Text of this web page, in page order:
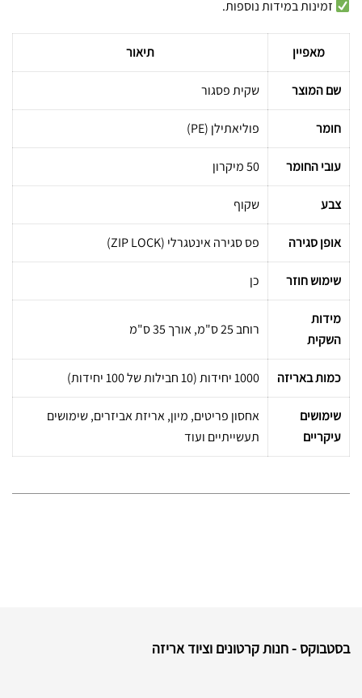
זמינות במידות נוספות.
מאפיין תיאור
שם המוצר שקית פסגור
חומר פוליאתילן (PE)
עובי החומר 50 מיקרון
צבע שקוף
אופן סגירה פס סגירה אינטגרלי (ZIP LOCK)
שימוש חוזר כן
מידות
השקית
רוחב 25 ס"מ, אורך 35 ס"מ
כמות באריזה 1000 יחידות (10 חבילות של 100 יחידות)
שימושים
עיקריים
אחסון פריטים, מיון, אריזת אביזרים, שימושים
תעשייתיים ועוד
בסטבוקס - חנות קרטונים וציוד אריזה